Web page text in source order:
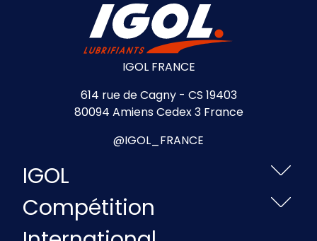
IGOL FRANCE
614 rue de Cagny - CS 19403
80094 Amiens Cedex 3 France
@IGOL_FRANCE
IGOL
Compétition